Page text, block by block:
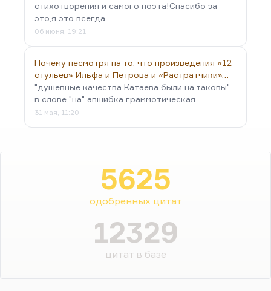
стихотворения и самого поэта!Спасибо за
это,я это всегда…
06 июня, 19:21
Почему несмотря на то, что произведения «12
стульев» Ильфа и Петрова и «Растратчики»…
"душевные качества Катаева были на таковы" -
в слове "на" апшибка граммотическая
31 мая, 11:20
5625
одобренных цитат
12329
цитат в базе